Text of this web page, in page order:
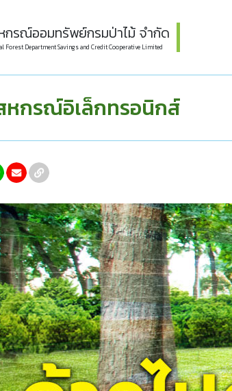
กรณ์ออมทรัพย์กรมป่าไม้ จำกัด
Forest Department Savings and Credit Cooperative Limited
หกรณ์อิเล็กทรอนิกส์